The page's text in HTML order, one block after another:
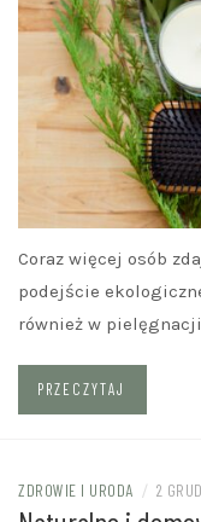
Coraz więcej osób
podejście
również w pielęgnacji
PRZECZYTAJ
ZDROWIE I URODA / 2